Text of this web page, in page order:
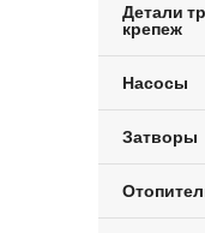
Детали
крепеж
Насосы
Затворы